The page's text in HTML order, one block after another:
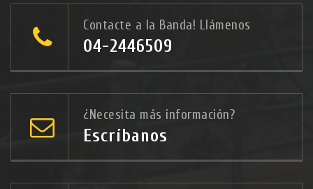
Contacte a la Banda! Llámenos
04-2446509
¿Necesita más información?
Escríbanos